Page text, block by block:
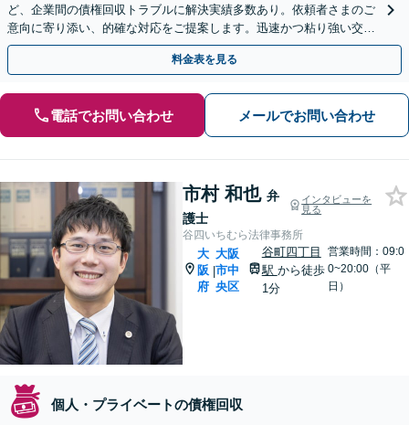
ど、企業間の債権回収トラブルに解決実績多数あり。依頼者さまのご
意向に寄り添い、的確な対応をご提案します。迅速かつ粘り強い交渉
で、少しでも回収できるよう尽力します【淀屋橋2分】
料金表を見る
電話でお問い合わせ メールでお問い合わせ
市村 和也 弁
護士
インタビューを
見る
谷四いちむら法律事務所
大
阪
府
|
大阪
市中
央区
谷町四丁目
駅 から徒歩
1分
営業時間：09:0
0~20:00（平
日）
個人・プライベートの債権回収